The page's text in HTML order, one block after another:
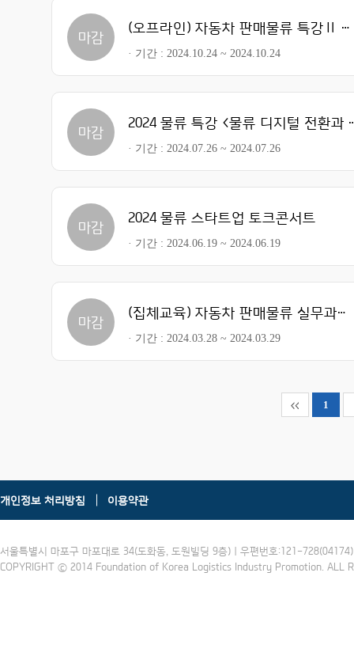
마감 (오프라인) 자동차 판매물류 특강Ⅱ 자동차 수리견적
기간 2024.10.24 ~ 2024.10.24
마감 2024 물류 특강 <
기간 2024.07.26 ~ 2024.07.26
마감 2024 물류 스타트업 토크콘서트
기간 2024.06.19 ~ 2024.06.19
마감 (집체교육) 자동차 판매물류 실무과정 Ⅰ
기간 2024.03.28 ~ 2024.03.29
1
개인정보 처리방침 이용약관
서울특별시 마포구 마포대로 34(도화동, 도원빌딩 9층) | 우편번호:121-
COPYRIGHT ⓒ 2014 Foundation of Korea Logistics Industry Promotion. ALL